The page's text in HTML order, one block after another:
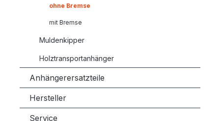
ohne Bremse
mit Bremse
Muldenkipper
Holztransportanhänger
Anhängerersatzteile
Hersteller
Service